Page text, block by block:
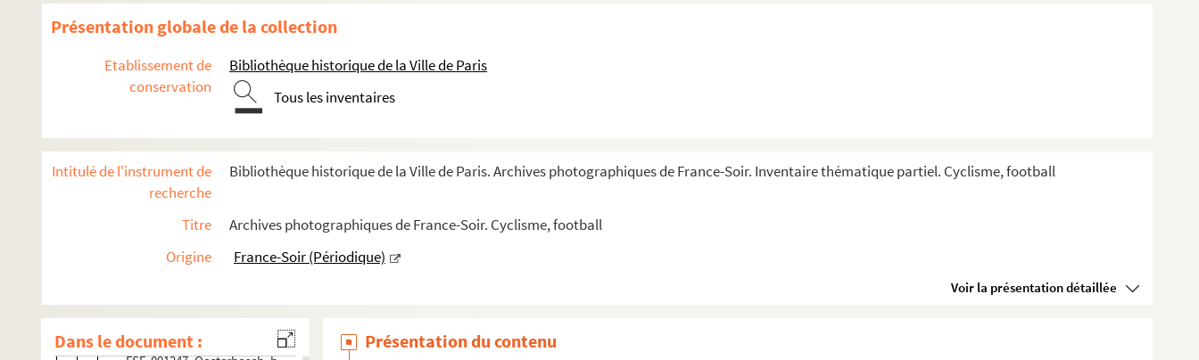
Présentation globale de la collection
Etablissement de
conservation
Bibliothèque historique de la Ville de Paris
Tous les inventaires
Intitulé de l'instrument de
recherche
Bibliothèque historique de la Ville de Paris. Archives photographiques de France-Soir. Inventaire thématique partiel. Cyclisme, football
Titre
Archives photographiques de France-Soir. Cyclisme, football
Origine
France-Soir (Périodique)
Voir la présentation détaillée
Dans le document :
M
FSE-004589. Obwohl
Ocana, Luis
FSE-001246. Ockers, Stan
FSC-000754. Odin, Cécile
FSC-000755. Oersted, Henrick
FSC-000757. Olano, Abraham
FSC-000758. Oliviero, Pascal
Présentation du contenu